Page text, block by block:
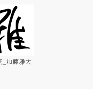
_加藤雅大